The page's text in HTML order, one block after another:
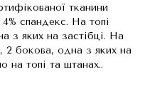
тканини
спандекс. На топі
з яких на застібці. На
2 бокова, одна з яких на
на топі та штанах..